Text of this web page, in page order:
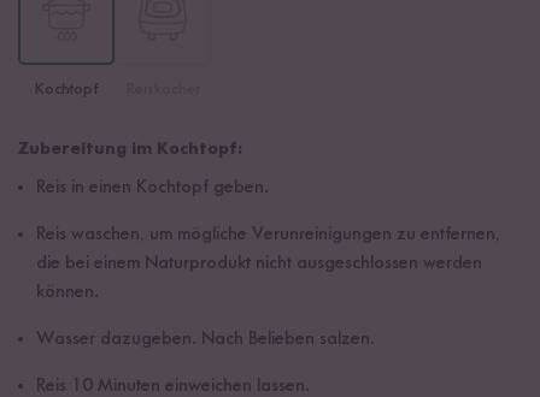
Kochtopf
Zubereitung im Kochtopf:
Reis in einen Kochtopf geben.
Reis waschen, um mögliche Verunreinigungen zu entfernen,
die bei einem Naturprodukt nicht ausgeschlossen werden
können.
Wasser dazugeben. Nach Belieben salzen.
Reis 10 Minuten einweichen lassen.